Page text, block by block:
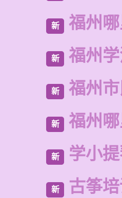
新 福州
新 福州
新 福州
新 福州
新 学小
新 古筝